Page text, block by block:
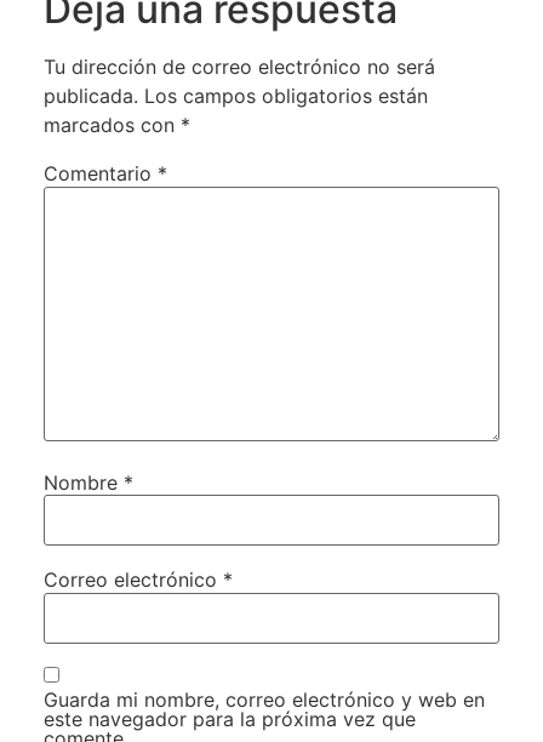
Deja una respuesta
Tu dirección de correo electrónico no será
publicada. Los campos obligatorios están
marcados con *
Comentario *
Nombre *
Correo electrónico *
Guarda mi nombre, correo electrónico y web en
este navegador para la próxima vez que